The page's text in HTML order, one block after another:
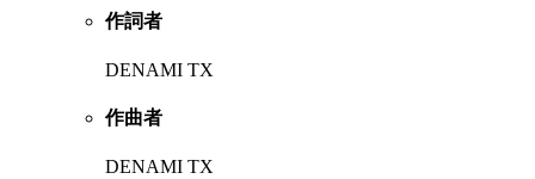
作詞者
DENAMI TX
作曲者
DENAMI TX